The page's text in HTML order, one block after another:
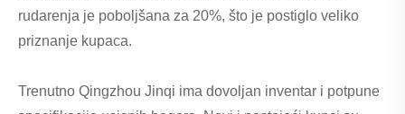
rudarenja je poboljšana za 20%, što je postiglo veliko
priznanje kupaca.
Trenutno Qingzhou Jinqi ima dovoljan inventar i potpune